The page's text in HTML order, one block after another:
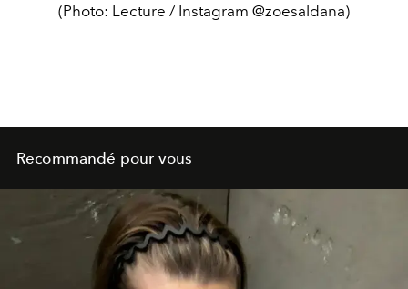
(Photo: Lecture / Instagram @zoesaldana)
Recommandé pour vous